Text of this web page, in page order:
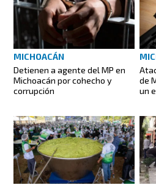
MICHOACÁN
Detienen a agente del MP en
Michoacán por cohecho y
corrupción
de
un